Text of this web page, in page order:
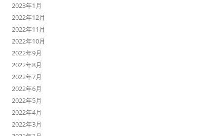
2023年1月
2022年12月
2022年11月
2022年10月
2022年9月
2022年8月
2022年7月
2022年6月
2022年5月
2022年4月
2022年3月